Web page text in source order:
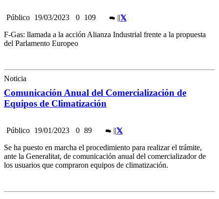
Público 19/03/2023 0 109
F-Gas: llamada a la acción Alianza Industrial frente a la propuesta
del Parlamento Europeo
Noticia
Comunicación Anual del Comercialización de
Equipos de Climatización
Público 19/01/2023 0 89 ||
Se ha puesto en marcha el procedimiento para realizar el trámite,
ante la Generalitat, de comunicación anual del comercializador de
los usuarios que compraron equipos de climatización.